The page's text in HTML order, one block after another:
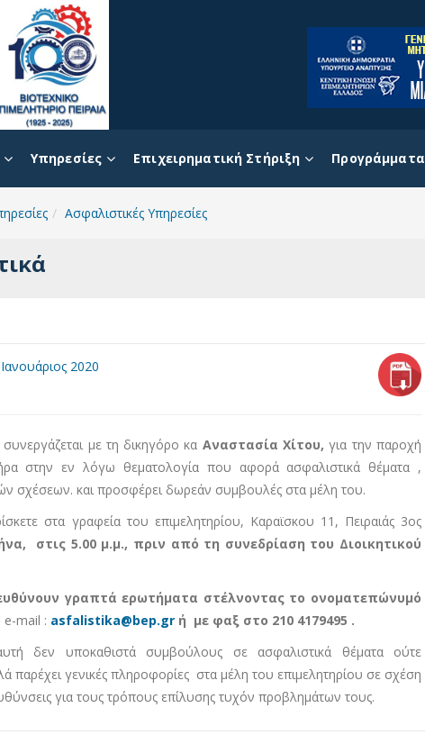
Υπηρεσίες Επιχειρηματική Στήριξη Προγράμματα
Ασφαλιστικές Υπηρεσίες
2020
συνεργάζεται με τη δικηγόρο κα Αναστασία Χίτου,για την παροχή
στην εν λόγω θεματολογία που αφορά ασφαλιστικά θέματα ,
σχέσεων. και προσφέρει δωρεάν συμβουλές στα μέλη του.
στα γραφεία του επιμελητηρίου, Καραϊσκου 11, Πειραιάς 3ος
στις 5.00 μ.μ., πριν από τη συνεδρίαση του Διοικητικού
γραπτά ερωτήματα στέλνοντας το ονοματεπώνυμό
e-mail : asfalistika@bep.gr ή με φαξ στο 210 4179495 .
δεν υποκαθιστά συμβούλους σε ασφαλιστικά θέματα ούτε
παρέχει γενικές πληροφορίες στα μέλη του επιμελητηρίου σε σχέση
για τους τρόπους επίλυσης τυχόν προβλημάτων τους.